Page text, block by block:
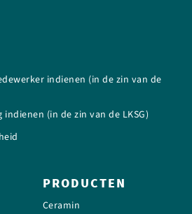
indienen (in de zin van de
(in de zin van de LKSG)
PRODUCTEN
Ceramin